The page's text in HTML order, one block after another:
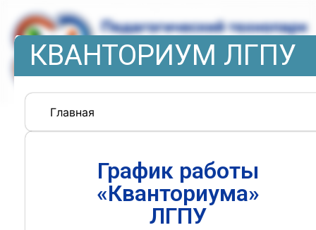
КВАНТОРИУМ ЛГПУ
Главная
График работы
«Кванториума»
ЛГПУ